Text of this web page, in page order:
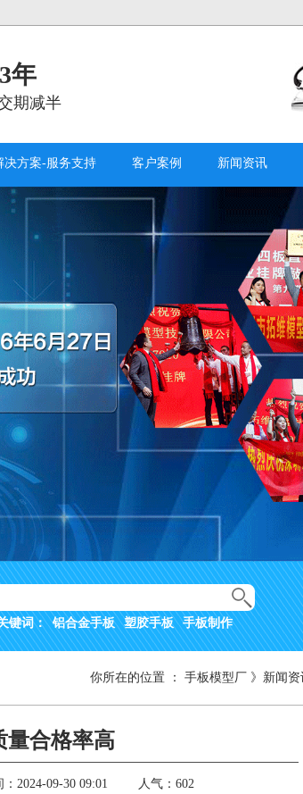
年
期减半
决方案-服务支持 客户案例 新闻资讯
键词： 铝合金手板 塑胶手板 手板制作
你所在的位置 ： 手板模型厂 》 新闻资
量合格率高
2024-09-30 09:01 人气：602